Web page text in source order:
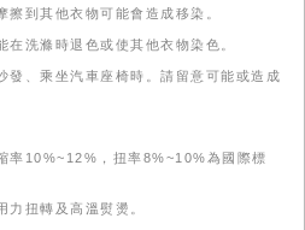
到其他衣物可能會造成移染。
洗滌時退色或使其他衣物染色。
發、乘坐汽車座椅時。請留意可能或造成
率10%~12%，扭率8%~10%為國際標
扭轉及高溫熨燙。